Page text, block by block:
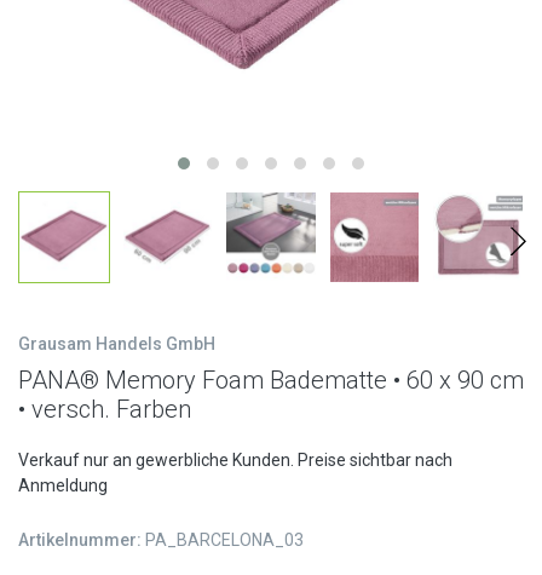
Grausam Handels GmbH
PANA® Memory Foam Badematte • 60 x 90 cm
• versch. Farben
Verkauf nur an gewerbliche Kunden. Preise sichtbar nach
Anmeldung
Artikelnummer: PA_BARCELONA_03